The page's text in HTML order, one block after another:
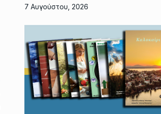
7 Αυγούστου, 2026